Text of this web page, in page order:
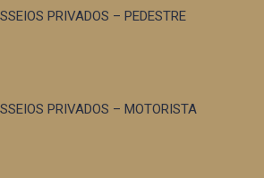
PRIVADOS – PEDESTRE
PRIVADOS – MOTORISTA